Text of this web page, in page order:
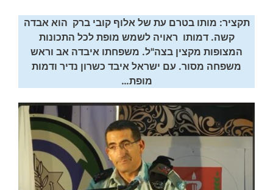
תקציר: מותו בטרם עת של אלוף קובי ברק הוא אבדה
קשה. דמותו ראויה לשמש מופת לכל התכונות
המצופות מקצין בצה"ל. משפחתו איבדה אב וראש
משפחה מסור. עם ישראל איבד כשרון נדיר ודמות
מופת…